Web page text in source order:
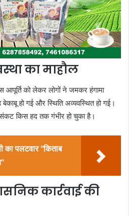
का माहौल
आपूर्ति को लेकर लोगों ने जमकर हंगामा
हो गई और स्थिति अव्यवस्थित हो गई।
संकट किस हद तक गंभीर हो चुका है।
का पलटवार ''किताब
कार्रवाई की